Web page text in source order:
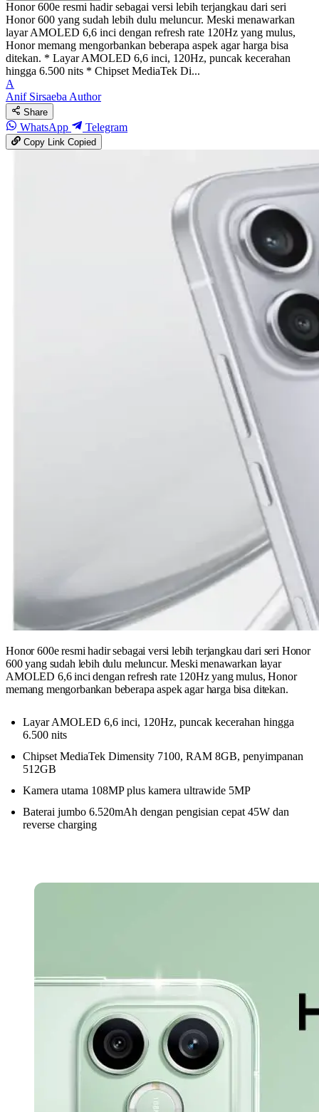
Honor 600e resmi hadir sebagai versi lebih terjangkau dari seri
Honor 600 yang sudah lebih dulu meluncur. Meski menawarkan
layar AMOLED 6,6 inci dengan refresh rate 120Hz yang mulus,
Honor memang mengorbankan beberapa aspek agar harga bisa
ditekan. * Layar AMOLED 6,6 inci, 120Hz, puncak kecerahan
hingga 6.500 nits * Chipset MediaTek Di...
A
Anif SirsaebaAuthor
Share
WhatsApp Telegram
Copy LinkCopied
Honor 600e resmi hadir sebagai versi lebih terjangkau dari seri Honor
600 yang sudah lebih dulu meluncur. Meski menawarkan layar
AMOLED 6,6 inci dengan refresh rate 120Hz yang mulus, Honor
memang mengorbankan beberapa aspek agar harga bisa ditekan.
Layar AMOLED 6,6 inci, 120Hz, puncak kecerahan hingga
6.500 nits
Chipset MediaTek Dimensity 7100, RAM 8GB, penyimpanan
512GB
Kamera utama 108MP plus kamera ultrawide 5MP
Baterai jumbo 6.520mAh dengan pengisian cepat 45W dan
reverse charging